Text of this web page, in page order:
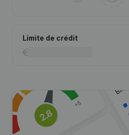
Limite de crédit